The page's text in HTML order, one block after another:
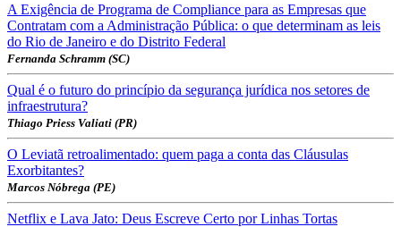
A Exigência de Programa de Compliance para as Empresas que
Contratam com a Administração Pública: o que determinam as leis
do Rio de Janeiro e do Distrito Federal
Fernanda Schramm (SC)
Qual é o futuro do princípio da segurança jurídica nos setores de
infraestrutura?
Thiago Priess Valiati (PR)
O Leviatã retroalimentado: quem paga a conta das Cláusulas
Exorbitantes?
Marcos Nóbrega (PE)
Netflix e Lava Jato: Deus Escreve Certo por Linhas Tortas